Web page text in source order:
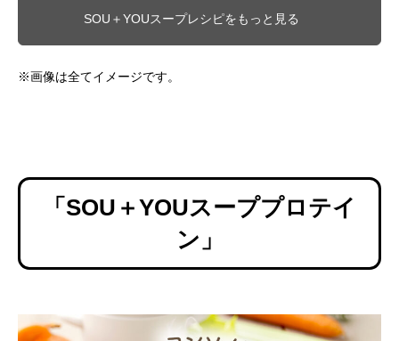
SOU＋YOUスープレシピをもっと見る
※画像は全てイメージです。
「SOU＋YOUスーププロテイ
ン」